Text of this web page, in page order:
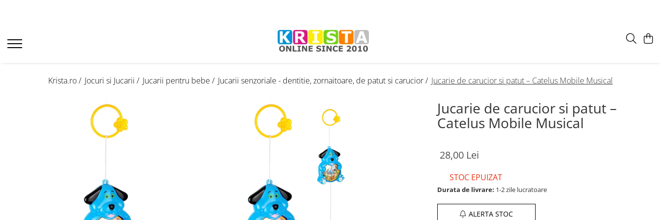
Krista.ro / Jocuri si Jucarii / Jucarii pentru bebe / Jucarii senzoriale - dentitie, zornaitoare, de patut si carucior / Jucarie de carucior si patut – Catelus Mobile Musical
Jucarie de carucior si patut –
Catelus Mobile Musical
28,00 Lei
STOC EPUIZAT
Durata de livrare: 1-2 zile lucratoare
ALERTA STOC